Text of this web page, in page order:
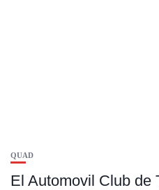
QUAD
El Automovil Club de